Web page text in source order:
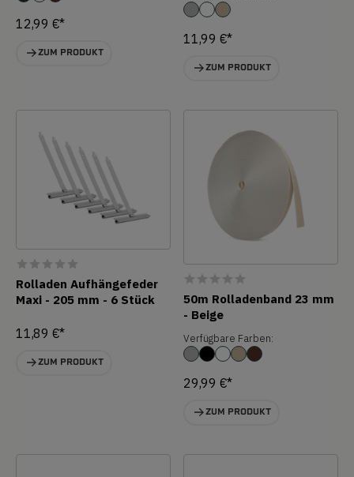
12,99 €*
ZUM PRODUKT
11,99 €*
ZUM PRODUKT
Rolladen Aufhängefeder
Maxi - 205 mm - 6 Stück
11,89 €*
ZUM PRODUKT
50m Rolladenband 23 mm
- Beige
Verfügbare Farben:
29,99 €*
ZUM PRODUKT